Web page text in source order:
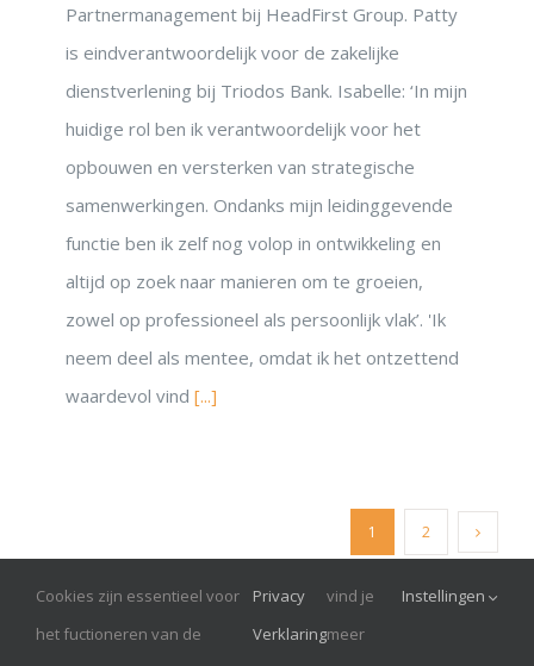
Partnermanagement bij HeadFirst Group. Patty
is eindverantwoordelijk voor de zakelijke
dienstverlening bij Triodos Bank. Isabelle: ‘In mijn
huidige rol ben ik verantwoordelijk voor het
opbouwen en versterken van strategische
samenwerkingen. Ondanks mijn leidinggevende
functie ben ik zelf nog volop in ontwikkeling en
altijd op zoek naar manieren om te groeien,
zowel op professioneel als persoonlijk vlak’. 'Ik
neem deel als mentee, omdat ik het ontzettend
waardevol vind [...]
1 2
Cookies zijn essentieel voor
het fuctioneren van de
Privacy
Verklaring
vind je
meer
Instellingen